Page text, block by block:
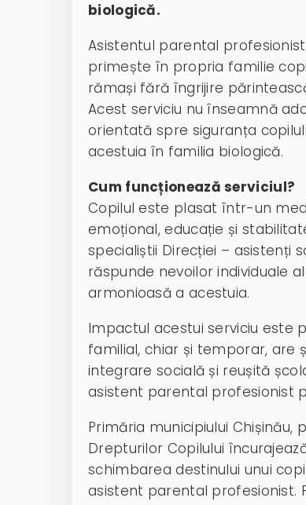
biologică.
Asistentul parental
primește în propria familie
rămași fără îngrijire
Acest serviciu nu înseamnă
orientată spre siguranța
acestuia în familia biologică.
Cum funcționează serviciul?
Copilul este plasat într-un
emoțional, educație și
specialiștii Direcției – asistenți
răspunde nevoilor individuale
armonioasă a acestuia.
Impactul acestui serviciu este
familial, chiar și temporar, are
integrare socială și reușită
asistent parental profesionist
Primăria municipiului
Drepturilor Copilului
schimbarea destinului unui
asistent parental profesionist.